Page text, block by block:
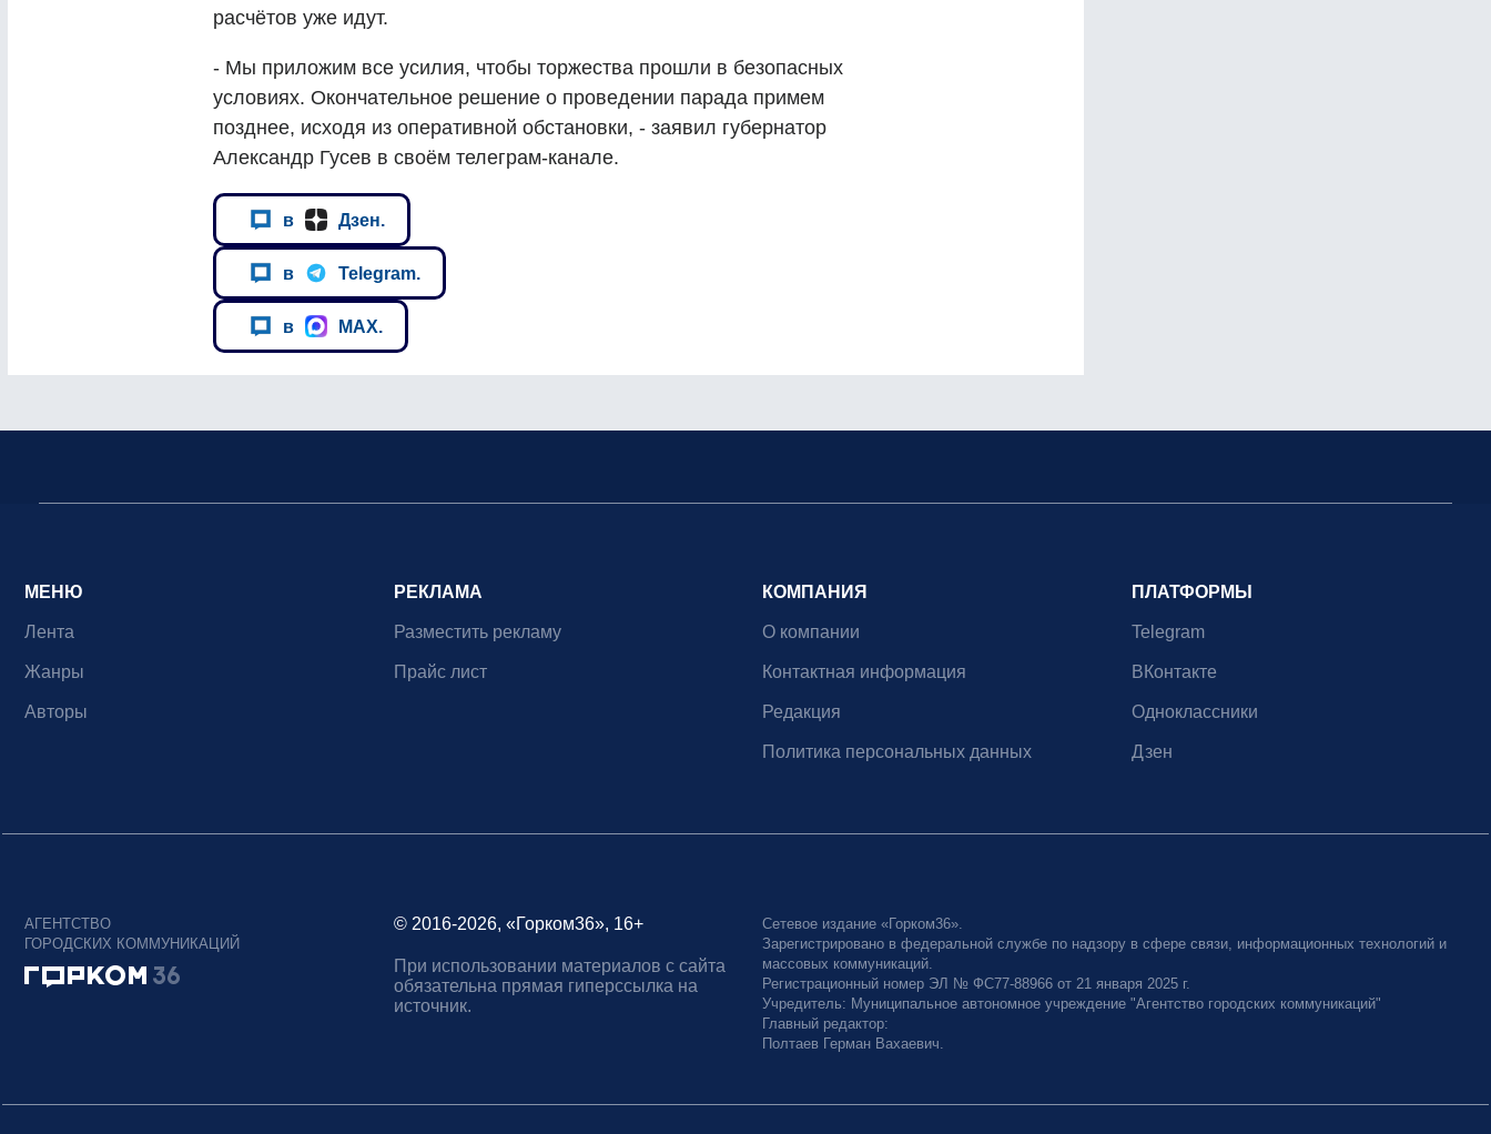
расчётов уже идут.
- Мы приложим все усилия, чтобы торжества прошли в безопасных
условиях. Окончательное решение о проведении парада примем
позднее, исходя из оперативной обстановки, - заявил губернатор
Александр Гусев в своём телеграм-канале.
в Дзен.
в Telegram.
в MAX.
МЕНЮ
Лента
Жанры
Авторы
РЕКЛАМА
Разместить рекламу
Прайс лист
КОМПАНИЯ
О компании
Контактная информация
Редакция
Политика персональных данных
ПЛАТФОРМЫ
Telegram
ВКонтакте
Одноклассники
Дзен
АГЕНТСТВО
ГОРОДСКИХ КОММУНИКАЦИЙ
© 2016-2026, «Горком36», 16+
При использовании материалов с сайта
обязательна прямая гиперссылка на
источник.
Сетевое издание «Горком36».
Зарегистрировано в федеральной службе по надзору в сфере связи, информационных технологий и
массовых коммуникаций.
Регистрационный номер ЭЛ № ФС77-88966 от 21 января 2025 г.
Учредитель: Муниципальное автономное учреждение "Агентство городских коммуникаций"
Главный редактор:
Полтаев Герман Вахаевич.